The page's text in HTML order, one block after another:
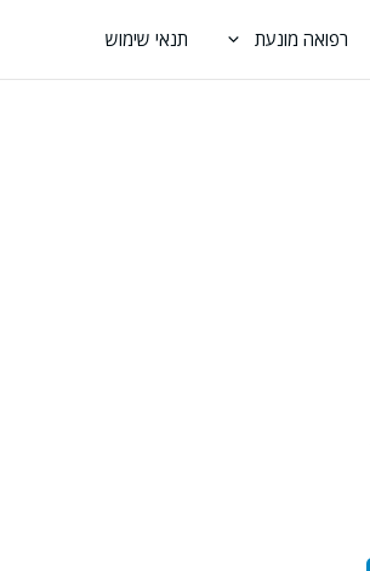
רפואה מונעת תנאי שימוש